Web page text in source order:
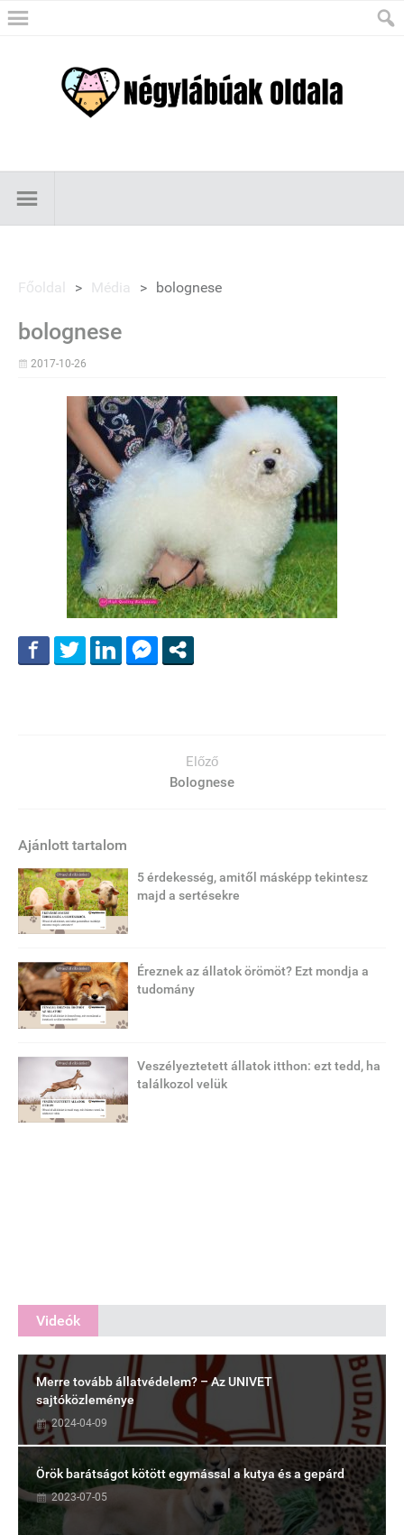
Főoldal > Média > bolognese
bolognese
2017-10-26
Előző
Bolognese
Ajánlott tartalom
5 érdekesség, amitől másképp tekintesz
majd a sertésekre
Éreznek az állatok örömöt? Ezt mondja a
tudomány
Veszélyeztetett állatok itthon: ezt tedd, ha
találkozol velük
Videók
Merre tovább állatvédelem? – Az UNIVET
sajtóközleménye
2024-04-09
Örök barátságot kötött egymással a kutya és a gepárd
2023-07-05